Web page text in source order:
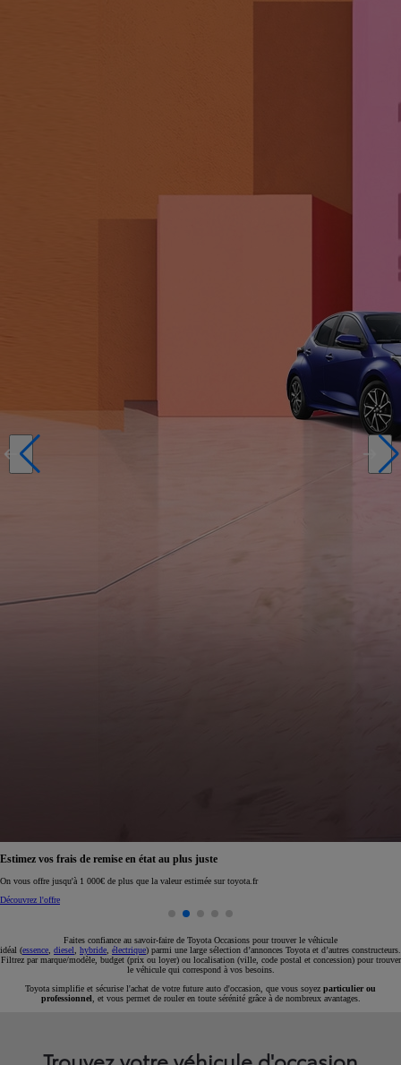
Réservez en ligne votre occasion pour 1€ seulement
Réservez en ligne
Faites confiance au savoir-faire de Toyota Occasions pour trouver le véhicule
idéal (essence diesel hybride électrique) parmi une large sélection d’annonces Toyota et d’autres constructeurs.
Filtrez par marque/modèle, budget (prix ou loyer) ou localisation (ville, code postal et concession) pour trouver
le véhicule qui correspond à vos besoins.
Toyota simplifie et sécurise l'achat de votre future auto d'occasion, que vous soyez particulier ou
professionnel , et vous permet de rouler en toute sérénité grâce à de nombreux avantages.